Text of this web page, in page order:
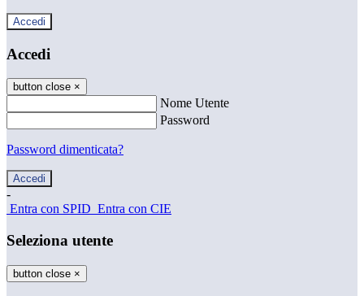
Accedi
Accedi
button close ×
Nome Utente
Password
Password dimenticata?
-
Entra con SPID Entra con CIE
Seleziona utente
button close ×